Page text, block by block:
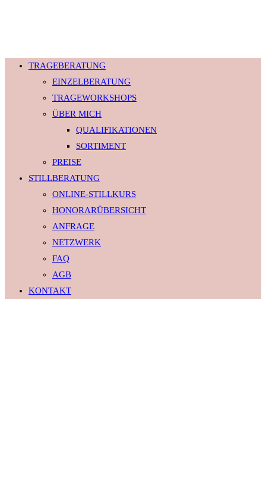
TRAGEBERATUNG
EINZELBERATUNG
TRAGEWORKSHOPS
ÜBER MICH
QUALIFIKATIONEN
SORTIMENT
PREISE
STILLBERATUNG
ONLINE-STILLKURS
HONORARÜBERSICHT
ANFRAGE
NETZWERK
FAQ
AGB
KONTAKT